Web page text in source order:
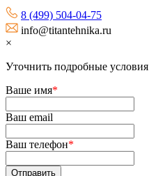
8 (499) 504-04-75
info@titantehnika.ru
×
Уточнить подробные условия
Ваше имя*
Ваш email
Ваш телефон*